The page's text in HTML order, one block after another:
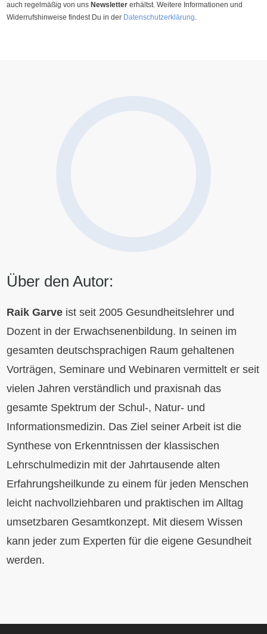
auch regelmäßig von uns Newsletter erhältst. Weitere Informationen und
Widerrufshinweise findest Du in der Datenschutzerklärung.
Über den Autor:
Raik Garve ist seit 2005 Gesundheitslehrer und
Dozent in der Erwachsenenbildung. In seinen im
gesamten deutschsprachigen Raum gehaltenen
Vorträgen, Seminare und Webinaren vermittelt er seit
vielen Jahren verständlich und praxisnah das
gesamte Spektrum der Schul-, Natur- und
Informationsmedizin. Das Ziel seiner Arbeit ist die
Synthese von Erkenntnissen der klassischen
Lehrschulmedizin mit der Jahrtausende alten
Erfahrungsheilkunde zu einem für jeden Menschen
leicht nachvollziehbaren und praktischen im Alltag
umsetzbaren Gesamtkonzept. Mit diesem Wissen
kann jeder zum Experten für die eigene Gesundheit
werden.